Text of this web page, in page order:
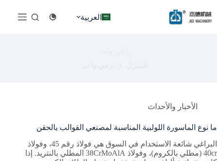
إلى
المحتوى
العربية
الأخبار والأحداث
ما نوع الماسورة اللولبية المناسبة لمصنعي القوالب بالحقن
البراغي شائعة الاستخدام في السوق هي فولاذ رقم 45، وفولاذ
40cr (مطلي بالكروم)، وفولاذ 38CrMoAlA المطلي بالنتريد. إذا